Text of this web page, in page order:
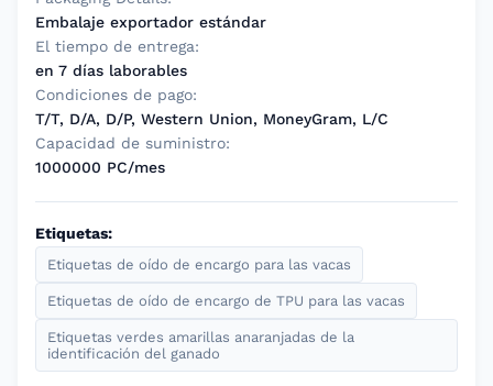
Embalaje exportador estándar
El tiempo de entrega:
en 7 días laborables
Condiciones de pago:
T/T, D/A, D/P, Western Union, MoneyGram, L/C
Capacidad de suministro:
1000000 PC/mes
Etiquetas:
Etiquetas de oído de encargo para las vacas
Etiquetas de oído de encargo de TPU para las vacas
Etiquetas verdes amarillas anaranjadas de la
identificación del ganado